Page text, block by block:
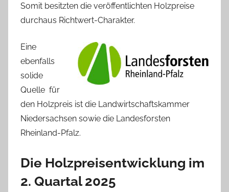
Somit besitzten die veröffentlichten Holzpreise
durchaus Richtwert-Charakter.
Eine
ebenfalls
solide
Quelle für
den Holzpreis ist die Landwirtschaftskammer
Niedersachsen sowie die Landesforsten
Rheinland-Pfalz.
Die Holzpreisentwicklung im
2. Quartal 2025